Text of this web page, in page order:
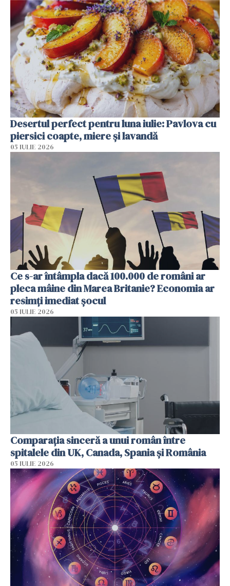
Desertul perfect pentru luna iulie: Pavlova cu
piersici coapte, miere și lavandă
05 IULIE 2026
Ce s-ar întâmpla dacă 100.000 de români ar
pleca mâine din Marea Britanie? Economia ar
resimți imediat șocul
05 IULIE 2026
Comparația sinceră a unui român între
spitalele din UK, Canada, Spania și România
05 IULIE 2026